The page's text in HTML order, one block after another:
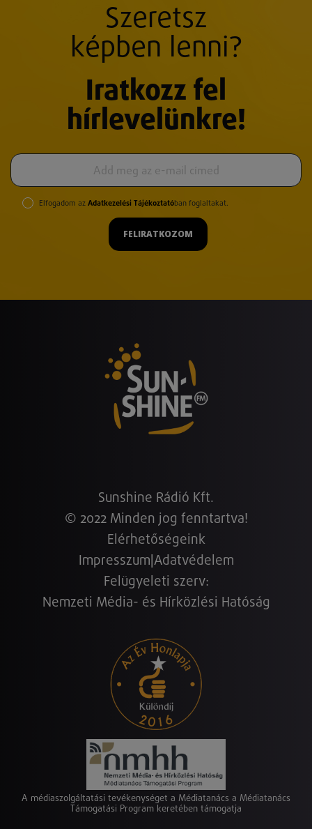
Szeretsz
képben lenni?
Iratkozz fel
hírlevelünkre!
Elfogadom az Adatkezelési Tájékoztatóban foglaltakat.
FELIRATKOZOM
Sunshine Rádió Kft.
© 2022 Minden jog fenntartva!
Elérhetőségeink
Impresszum Adatvédelem
Felügyeleti szerv:
Nemzeti Média- és Hírközlési Hatóság
A médiaszolgáltatási tevékenységet a Médiatanács a Médiatanács
Támogatási Program keretében támogatja